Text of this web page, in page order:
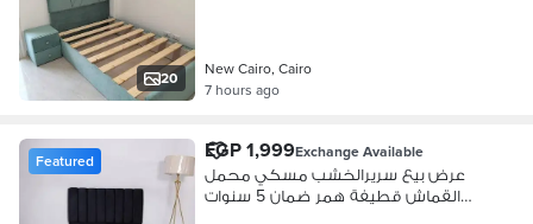
20
New Cairo, Cairo
7 hours ago
Featured EGP 1,999Exchange Available
عرض بيع سريرالخشب مسكي محمل
القماش قطيفة همر ضمان 5 سنوات